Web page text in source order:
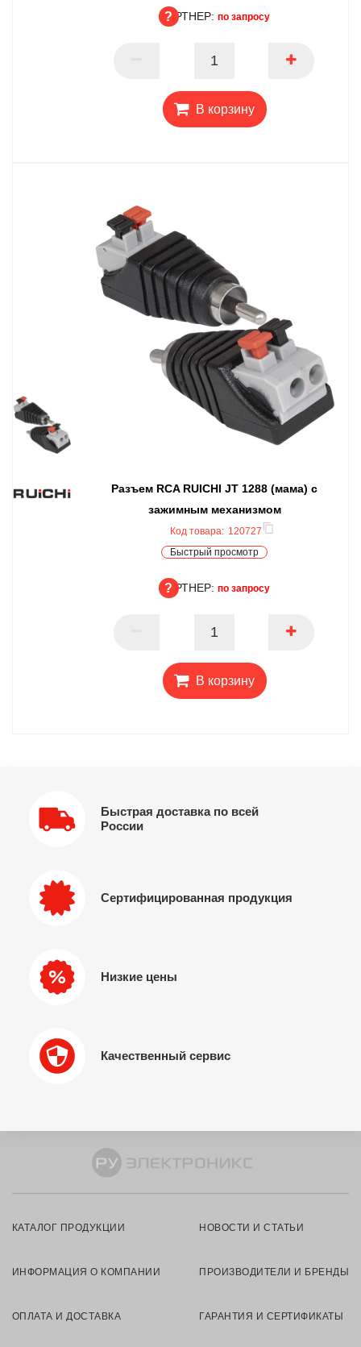
ПАРТНЕР: по запросу
В корзину
Разъем RCA RUICHI JT 1288 (мама) с
зажимным механизмом
Код товара: 120727
Быстрый просмотр
ПАРТНЕР: по запросу
В корзину
Быстрая доставка по всей
России
Сертифицированная продукция
Низкие цены
Качественный сервис
КАТАЛОГ ПРОДУКЦИИ НОВОСТИ И СТАТЬИ
ИНФОРМАЦИЯ О КОМПАНИИ ПРОИЗВОДИТЕЛИ И БРЕНДЫ
ОПЛАТА И ДОСТАВКА ГАРАНТИЯ И СЕРТИФИКАТЫ